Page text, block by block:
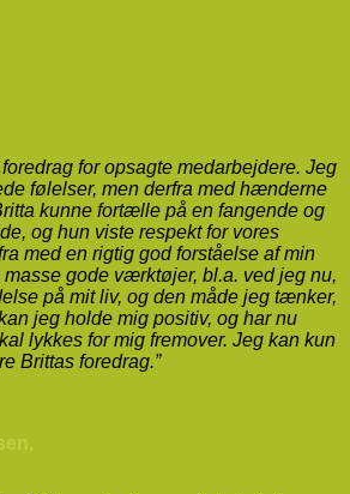
for opsagte medarbejdere. Jeg
følelser, men derfra med hænderne
kunne fortælle på en fangende og
og hun viste respekt for vores
med en rigtig god forståelse af min
gode værktøjer, bl.a. ved jeg nu,
på mit liv, og den måde jeg tænker,
jeg holde mig positiv, og har nu
lykkes for mig fremover. Jeg kan kun
Brittas foredrag.”